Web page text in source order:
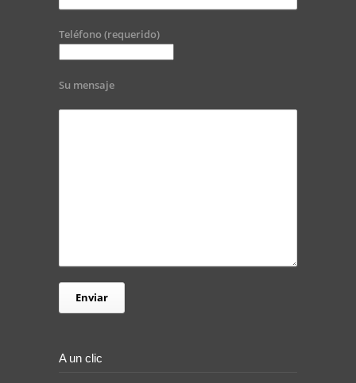
Teléfono (requerido)
Su mensaje
A un clic